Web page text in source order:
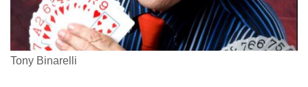
Tony Binarelli